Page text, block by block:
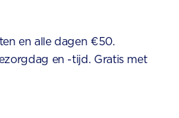
en alle dagen €50.
en -tijd. Gratis met